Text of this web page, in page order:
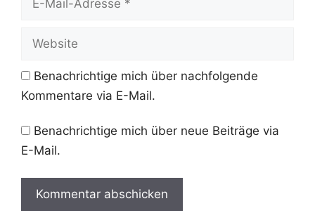
Mail-
Benachrichtige mich über nachfolgende
Kommentare via E-Mail.
Benachrichtige mich über neue Beiträge via
E-Mail.